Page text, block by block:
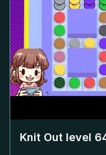
Knit Out level